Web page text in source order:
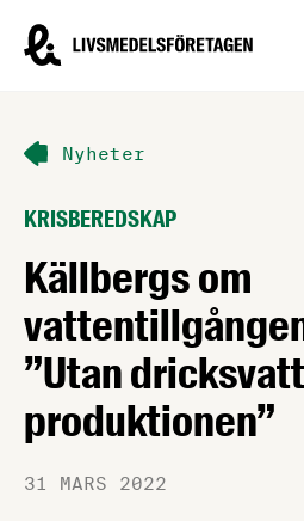
Livsmedelsföretagen – till
Nyheter
KRISBEREDSKAP
Källbergs om
”Utan
produktionen”
31 MARS 2022